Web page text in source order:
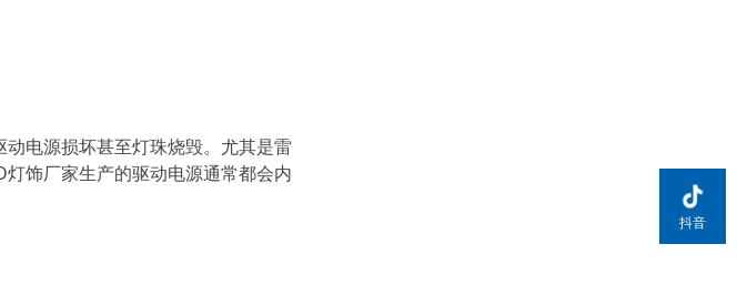
电源损坏甚至灯珠烧毁。尤其是雷
饰厂家生产的驱动电源通常都会内
抖音